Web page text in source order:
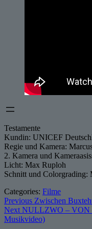
Testamente
Kundin: UNICEF
Regie und Kamera:
2. Kamera und
Licht: Max Ruploh
Schnitt und Colorgrading:
Categories: Filme
Previous Previous
post:
Zwischen
Next Next
post:
NULLZWO – VON
Musikvideo)